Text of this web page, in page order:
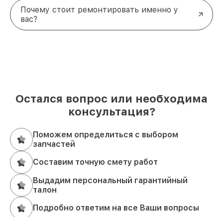
Почему стоит ремонтировать именно у
вас?
Остался вопрос или необходима
консультация?
Поможем определиться с выбором
запчастей
Составим точную смету работ
Выдадим персональный гарантийный
талон
Подробно ответим на все Ваши вопросы